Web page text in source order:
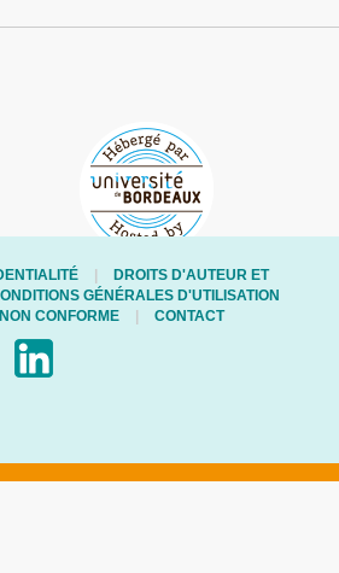
DROITS D'AUTEUR ET
GÉNÉRALES D'UTILISATION
CONFORME
CONTACT